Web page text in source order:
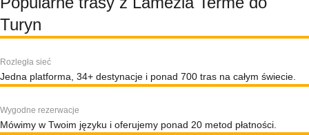
Turyn
Rozległa sieć
Jedna platforma, 34+ destynacje i ponad 700 tras na całym świecie.
Wygodne rezerwacje
Mówimy w Twoim języku i oferujemy ponad 20 metod płatności.